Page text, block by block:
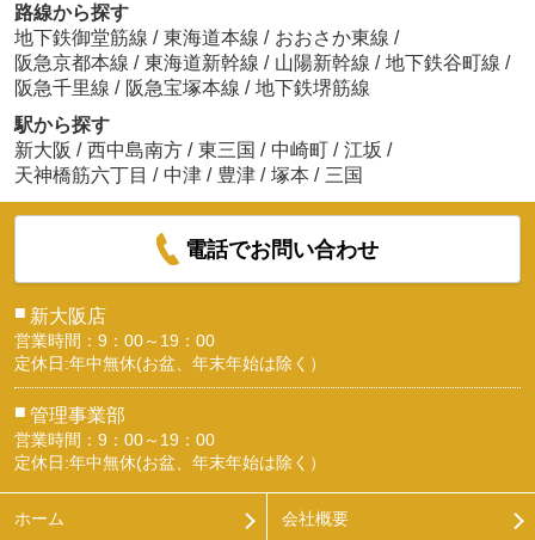
路線から探す
地下鉄御堂筋線 / 東海道本線 / おおさか東線 /
阪急京都本線 / 東海道新幹線 / 山陽新幹線 / 地下鉄谷町線 /
阪急千里線 / 阪急宝塚本線 / 地下鉄堺筋線
駅から探す
新大阪 / 西中島南方 / 東三国 / 中崎町 / 江坂 /
天神橋筋六丁目 / 中津 / 豊津 / 塚本 / 三国
電話でお問い合わせ
■ 新大阪店
営業時間：9：00～19：00
定休日:年中無休(お盆、年末年始は除く）
■ 管理事業部
営業時間：9：00～19：00
定休日:年中無休(お盆、年末年始は除く）
ホーム 会社概要